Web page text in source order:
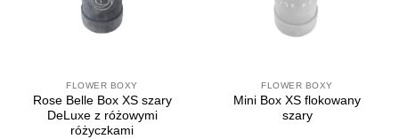
na
stronie
FLOWER BOXY
Rose Belle Box XS szary
DeLuxe z różowymi
różyczkami
FLOWER BOXY
Mini Box XS flokowany
szary